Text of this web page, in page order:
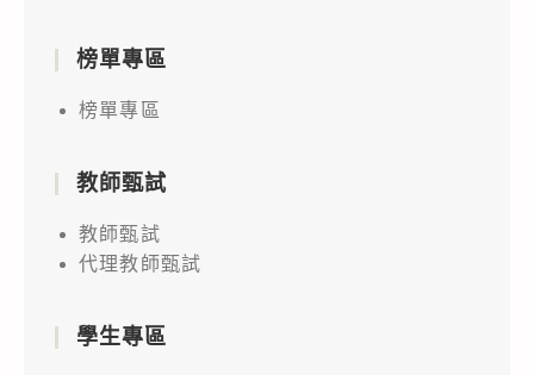
榜單專區
榜單專區
教師甄試
教師甄試
代理教師甄試
學生專區